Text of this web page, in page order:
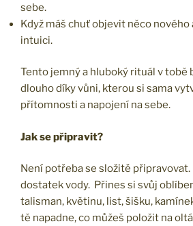
sebe.
Když máš chuť objevit něco nového
intuici.
Tento jemný a hluboký rituál v tobě
dlouho díky vůni, kterou si sama
přítomnosti a napojení na sebe.
Jak se připravit?
Není potřeba se složitě připravovat.
dostatek vody. Přines si svůj
talisman, květinu, list, šišku,
tě napadne, co můžeš položit na